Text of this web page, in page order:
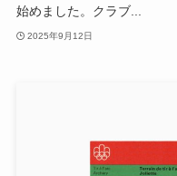
始めました。クラブ...
2025年9月12日